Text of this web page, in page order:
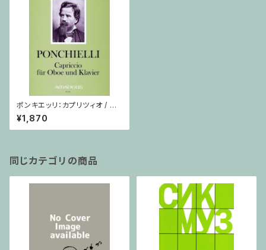
ポンキエッリ：カプリツィオ / オ
ーボエ・ピアノ
¥1,870
同じカテゴリの商品